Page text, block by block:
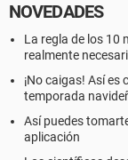
NOVEDADES
La regla de los 10
realmente
¡No caigas! Así
temporada
Así puedes
aplicación